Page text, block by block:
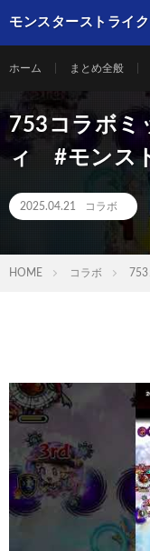
モンスターストライ
ホーム まとめ全般
753コラボミ
ィ #モンス
2025.04.21 コラボ
HOME コラボ